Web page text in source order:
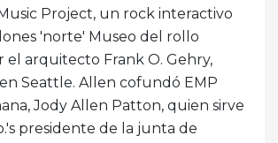
Project, un rock interactivo
'norte' Museo del rollo
el arquitecto Frank O. Gehry,
Seattle. Allen cofundó EMP
Jody Allen Patton, quien sirve
presidente de la junta de